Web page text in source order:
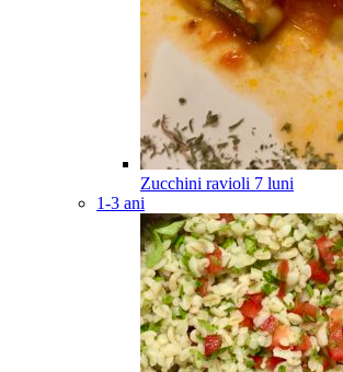
Zucchini ravioli 7 luni
1-3 ani